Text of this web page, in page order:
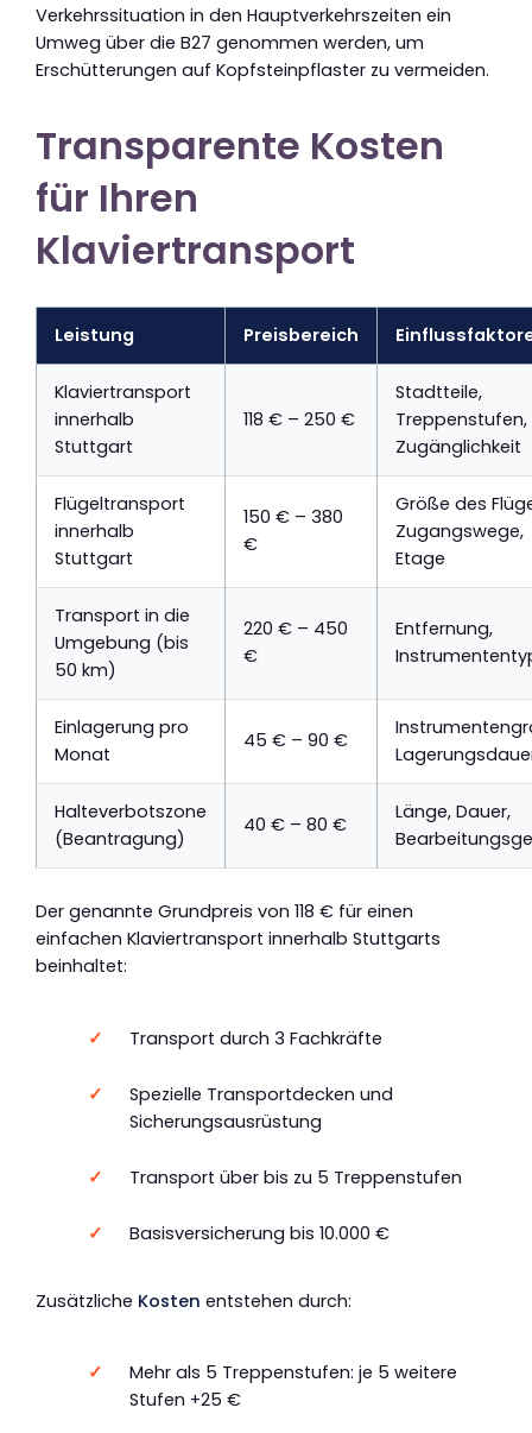
Verkehrssituation in den Hauptverkehrszeiten ein
Umweg über die B27 genommen werden, um
Erschütterungen auf Kopfsteinpflaster zu vermeiden.
Transparente Kosten
für Ihren
Klaviertransport
Leistung Preisbereich
Klaviertransport
innerhalb
Stuttgart
118 € – 250 €
Stadtteile,
Treppenstufen,
Zugänglichkeit
Flügeltransport
innerhalb
Stuttgart
150 € – 380
€
Größe des
Zugangswege,
Etage
Transport in die
Umgebung (bis
50 km)
220 € – 450
€
Entfernung,
Einlagerung pro
Monat
45 € – 90 €
Halteverbotszone
(Beantragung)
40 € – 80 €
Länge, Dauer,
Der genannte Grundpreis von 118 € für einen
einfachen Klaviertransport innerhalb Stuttgarts
beinhaltet:
Transport durch 3 Fachkräfte
Spezielle Transportdecken und
Sicherungsausrüstung
Transport über bis zu 5 Treppenstufen
Basisversicherung bis 10.000 €
Zusätzliche Kosten entstehen durch:
Mehr als 5 Treppenstufen: je 5 weitere
Stufen +25 €